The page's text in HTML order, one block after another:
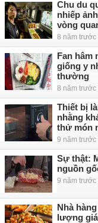
Chu du
nhiếp
vòng
8 năm trước
Fan hâm
giống y
thường
8 năm trước
Thiết bị
nhằng
thử món
9 năm trước
Sự thật:
nguồn
9 năm trước
Nhà
lượng